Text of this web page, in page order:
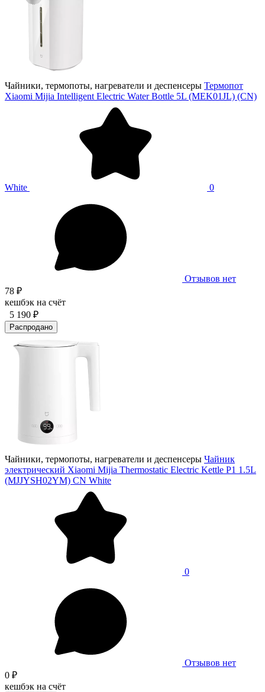
Чайники, термопоты, нагреватели и деспенсеры Термопот
Xiaomi Mijia Intelligent Electric Water Bottle 5L (MEK01JL) (CN)
White 0
Отзывов нет
78 ₽
кешбэк на счёт
5 190 ₽
Распродано
Чайники, термопоты, нагреватели и деспенсеры Чайник
электрический Xiaomi Mijia Thermostatic Electric Kettle P1 1.5L
(MJJYSH02YM) CN White
0
Отзывов нет
0 ₽
кешбэк на счёт